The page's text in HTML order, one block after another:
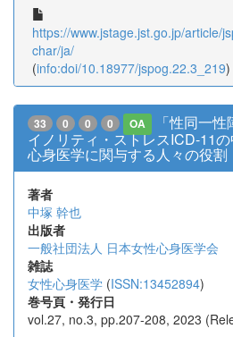
https://www.jstage.jst.go.jp/article/
char/ja/
(info:doi/10.18977/jspog.22.3_219)
33 0 0 0 OA
「性同一
イノリティ・ストレスICD-11
心身医学に関与する人々の役割
著者
中塚 幹也
出版者
一般社団法人 日本女性心身医学会
雑誌
女性心身医学 (ISSN:13452894)
巻号頁・発行日
vol.27, no.3, pp.207-208, 2023